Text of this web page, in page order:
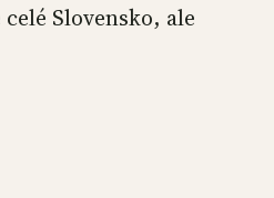
Slovensko, ale